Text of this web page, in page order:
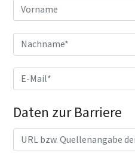
Daten zur Barriere